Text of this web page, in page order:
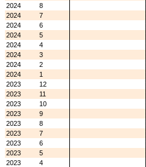
2024
8
2024
7
2024
6
2024
5
2024
4
2024
3
2024
2
2024
1
2023
12
2023
11
2023
10
2023
9
2023
8
2023
7
2023
6
2023
5
2023
4